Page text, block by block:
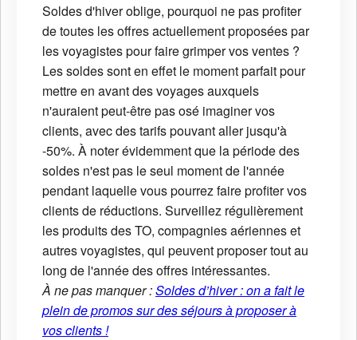
Soldes d'hiver oblige, pourquoi ne pas profiter
de toutes les offres actuellement proposées par
les voyagistes pour faire grimper vos ventes ?
Les soldes sont en effet le moment parfait pour
mettre en avant des voyages auxquels
n'auraient peut-être pas osé imaginer vos
clients, avec des tarifs pouvant aller jusqu'à
-50%. À noter évidemment que la période des
soldes n'est pas le seul moment de l'année
pendant laquelle vous pourrez faire profiter vos
clients de réductions. Surveillez régulièrement
les produits des TO, compagnies aériennes et
autres voyagistes, qui peuvent proposer tout au
long de l'année des offres intéressantes.
À ne pas manquer :Soldes d’hiver : on a fait le
plein de promos sur des séjours à proposer à
vos clients !